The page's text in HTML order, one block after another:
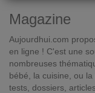
Magazine
Aujourdhui.com
en ligne ! C'est une
nombreuses
bébé, la cuisine, ou
tests, dossiers,